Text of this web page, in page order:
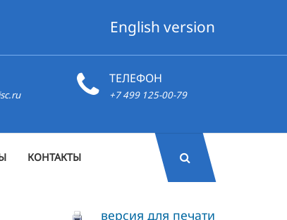
English version
ТЕЛЕФОН
+7 499 125-00-79
КОНТАКТЫ
версия для печати